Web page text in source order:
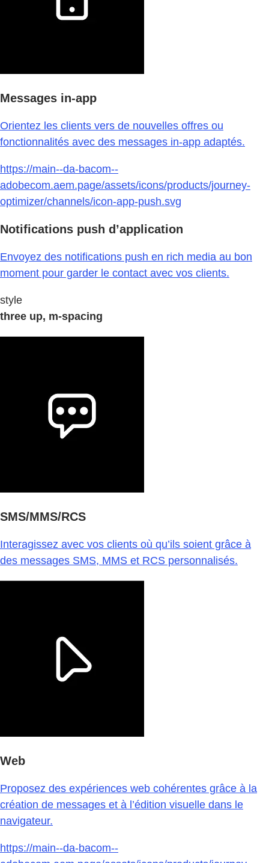
Messages in-app
Orientez les clients vers de nouvelles offres ou
fonctionnalités avec des messages in-app adaptés.
https://main--da-bacom--
adobecom.aem.page/assets/icons/products/journey-
optimizer/channels/icon-app-push.svg
Notifications push d’application
Envoyez des notifications push en rich media au bon
moment pour garder le contact avec vos clients.
style
three up, m-spacing
SMS/MMS/RCS
Interagissez avec vos clients où qu’ils soient grâce à
des messages SMS, MMS et RCS personnalisés.
Web
Proposez des expériences web cohérentes grâce à la
création de messages et à l’édition visuelle dans le
navigateur.
https://main--da-bacom--